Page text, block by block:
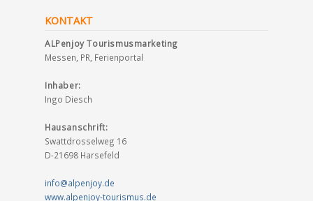
KONTAKT
ALPenjoy Tourismusmarketing
Messen, PR, Ferienportal
Inhaber:
Ingo Diesch
Hausanschrift:
Swattdrosselweg 16
D-21698 Harsefeld
info@alpenjoy.de
www.alpenjoy-tourismus.de